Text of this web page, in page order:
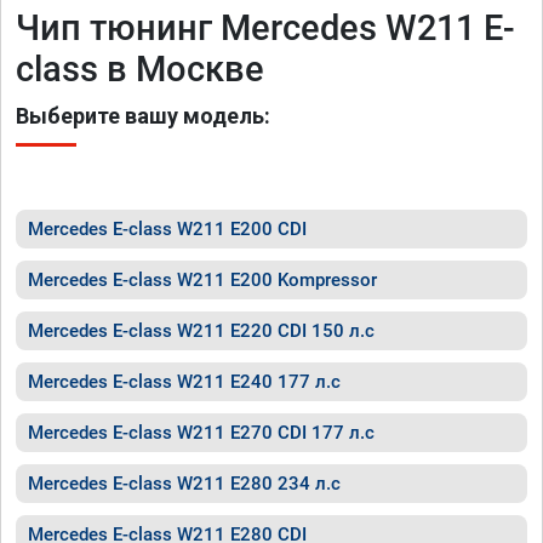
Чип тюнинг Mercedes W211 E-
class в Москве
Выберите вашу модель:
Mercedes E-class W211 E200 CDI
Mercedes E-class W211 E200 Kompressor
Mercedes E-class W211 E220 CDI 150 л.с
Mercedes E-class W211 E240 177 л.с
Mercedes E-class W211 E270 CDI 177 л.с
Mercedes E-class W211 E280 234 л.с
Mercedes E-class W211 E280 CDI